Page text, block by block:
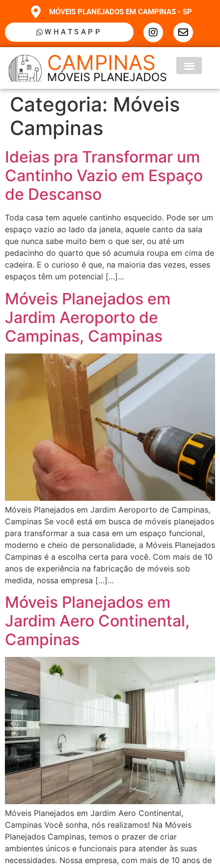
MÓVEIS PLANEJADOS EM CAMPINAS - SP
WHATSAPP
Categoria: Móveis
Campinas
Ideias pra Transformar um
Cantinho Vazio em Espaço
de Descanso
Toda casa tem aquele cantinho esquecido. Pode ser um
espaço vazio ao lado da janela, aquele canto da sala
que nunca sabe muito bem o que ser, ou até um
pedacinho do quarto que só acumula roupa em cima de
cadeira. E o curioso é que, na maioria das vezes, esses
espaços têm um potencial […]…
Móveis Planejados em
Jardim Aeroporto de
Campinas, Campinas
Móveis Planejados em Jardim Aeroporto de Campinas,
Campinas Se você está em busca de móveis planejados
para transformar a sua casa em um espaço funcional,
moderno e cheio de personalidade, a Móveis Planejados
Campinas é a escolha certa para você. Com mais de 10
anos de experiência na fabricação de móveis sob
medida, nossa empresa […]…
Móveis Planejados em
Jardim Aero Continental,
Campinas
Móveis Planejados em Jardim Aero Continental,
Campinas Você sonha, nós realizamos! Na Móveis
Planejados Campinas, temos o prazer de criar
ambientes únicos e funcionais para atender às suas
necessidades. Nossa empresa, com mais de 10 anos de